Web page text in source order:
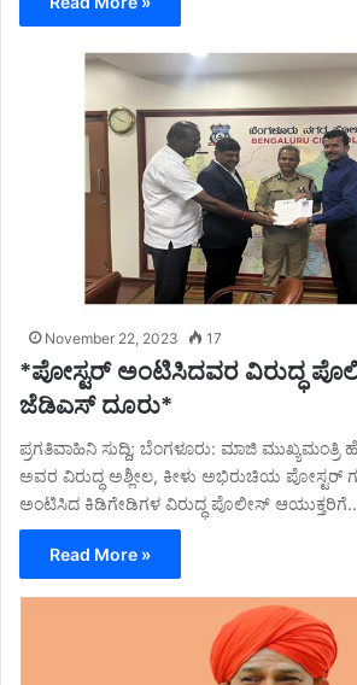
November 22, 2023 17
*ಪೋಸ್ಟರ್ ಅಂಟಿಸಿದವರ ವಿರುದ್ಧ
ಜೆಡಿಎಸ್ ದೂರು*
ಪ್ರಗತಿವಾಹಿನಿ ಸುದ್ದಿ; ಬೆಂಗಳೂರು: ಮಾಜಿ ಮುಖ್ಯಮಂತ್ರಿ
ಅವರ ವಿರುದ್ಧ ಅಶ್ಲೀಲ, ಕೀಳು ಅಭಿರುಚಿಯ ಪೋಸ್ಟರ್
ಅಂಟಿಸಿದ ಕಿಡಿಗೇಡಿಗಳ ವಿರುದ್ಧ ಪೊಲೀಸ್
Read More »